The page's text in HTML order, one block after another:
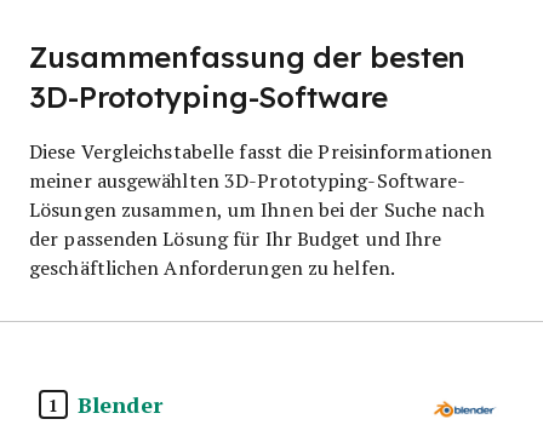
Zusammenfassung der besten
3D-Prototyping-Software
Diese Vergleichstabelle fasst die Preisinformationen
meiner ausgewählten 3D-Prototyping-Software-
Lösungen zusammen, um Ihnen bei der Suche nach
der passenden Lösung für Ihr Budget und Ihre
geschäftlichen Anforderungen zu helfen.
1 Blender